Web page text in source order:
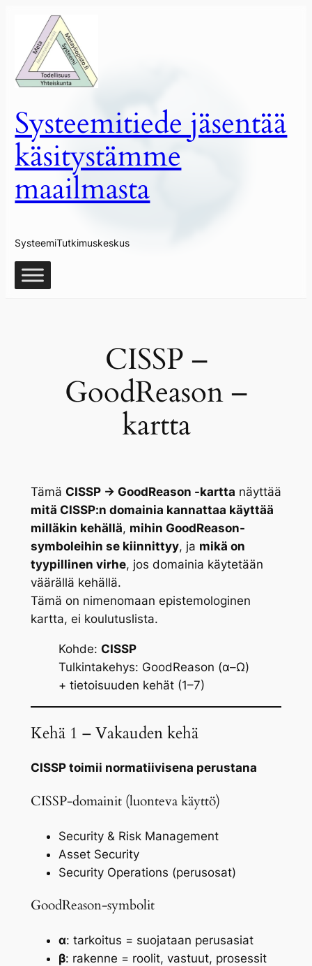
sisältöön
Systeemitiede jäsentää
käsitystämme
maailmasta
SysteemiTutkimuskeskus
CISSP –
GoodReason –
kartta
Tämä CISSP → GoodReason -kartta näyttää
mitä CISSP:n domainia kannattaa käyttää
milläkin kehällä, mihin GoodReason-
symboleihin se kiinnittyy, ja mikä on
tyypillinen virhe, jos domainia käytetään
väärällä kehällä.
Tämä on nimenomaan epistemologinen
kartta, ei koulutuslista.
Kohde: CISSP
Tulkintakehys: GoodReason (α–Ω)
+ tietoisuuden kehät (1–7)
Kehä 1 – Vakauden kehä
CISSP toimii normatiivisena perustana
CISSP-domainit (luonteva käyttö)
Security & Risk Management
Asset Security
Security Operations (perusosat)
GoodReason-symbolit
α: tarkoitus = suojataan perusasiat
β: rakenne = roolit, vastuut, prosessit